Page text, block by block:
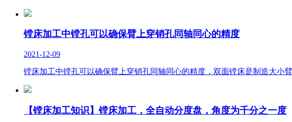
镗床加工中镗孔可以确保臂上穿销孔同轴同心的精度
2021-12-09
镗床加工中镗孔可以确保臂上穿销孔同轴同心的精度，双面镗床是制造大小
【镗床加工知识】镗床加工，全自动分度盘，角度为千分之一度